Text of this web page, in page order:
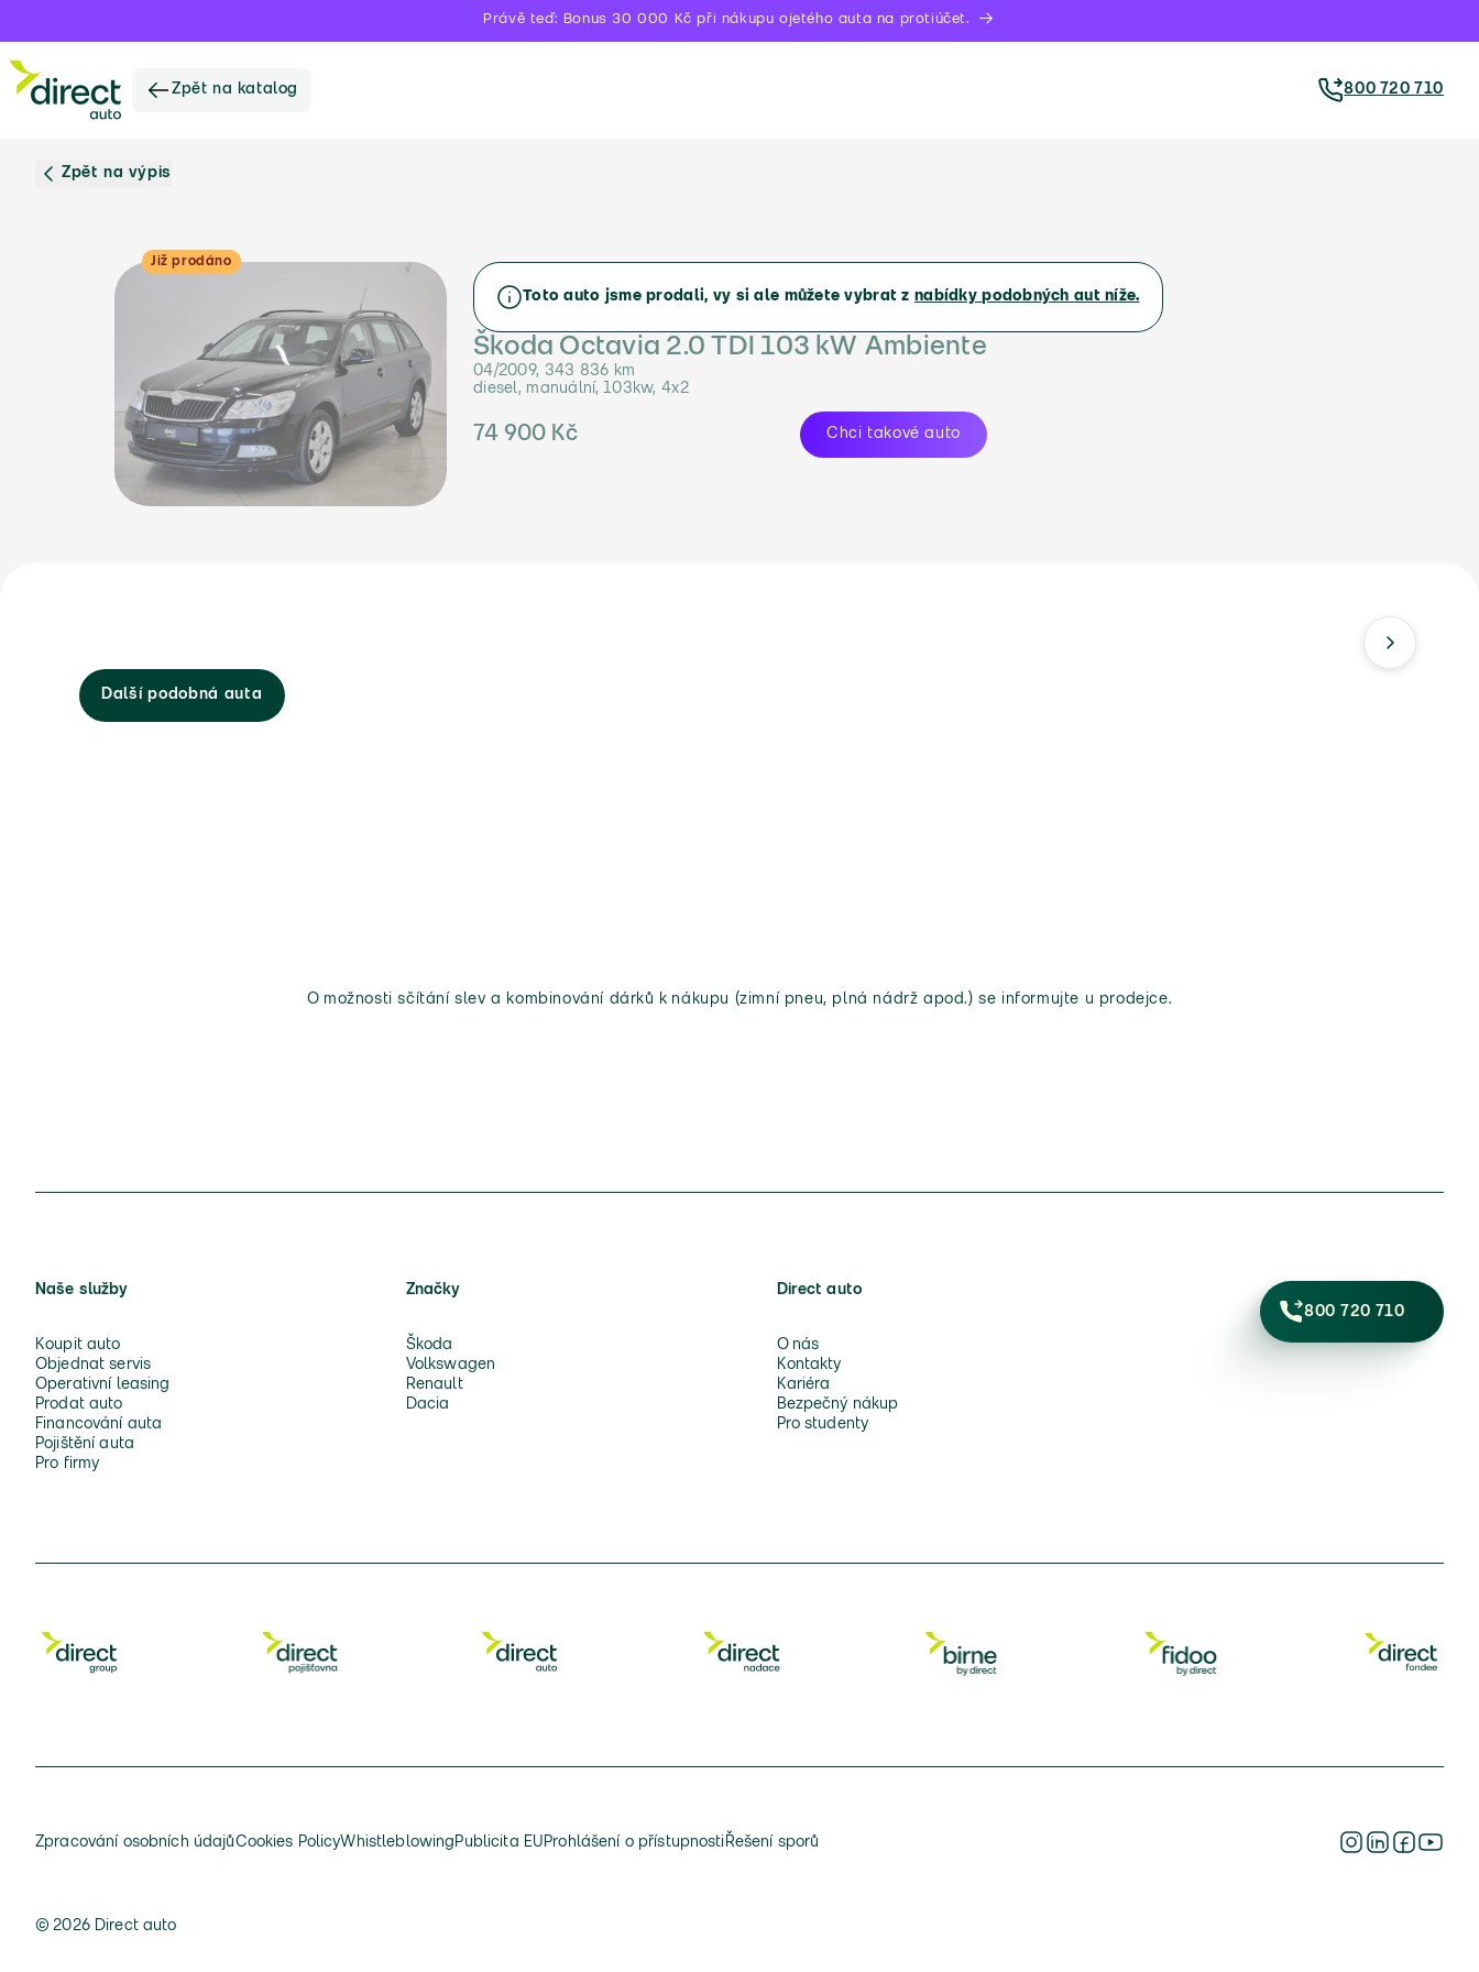
Právě teď: Bonus 30 000 Kč při nákupu ojetého auta na protiúčet.
Zpět na katalog 800 720 710
Zpět na výpis
Již prodáno
Toto auto jsme prodali, vy si ale můžete vybrat z nabídky podobných aut níže.
Škoda Octavia 2.0 TDI 103 kW Ambiente
04/2009, 343 836 km
diesel, manuální, 103kw, 4x2
74 900 Kč Chci takové auto
Další podobná auta
O možnosti sčítání slev a kombinování dárků k nákupu (zimní pneu, plná nádrž apod.) se informujte u prodejce.
Naše služby
Koupit auto
Objednat servis
Operativní leasing
Prodat auto
Financování auta
Pojištění auta
Pro firmy
Značky
Škoda
Volkswagen
Renault
Dacia
Direct auto
O nás
Kontakty
Kariéra
Bezpečný nákup
Pro studenty
800 720 710
Zpracování osobních údajůCookies PolicyWhistleblowing Publicita EU Prohlášení o přístupnosti Řešení sporů
© 2026 Direct auto